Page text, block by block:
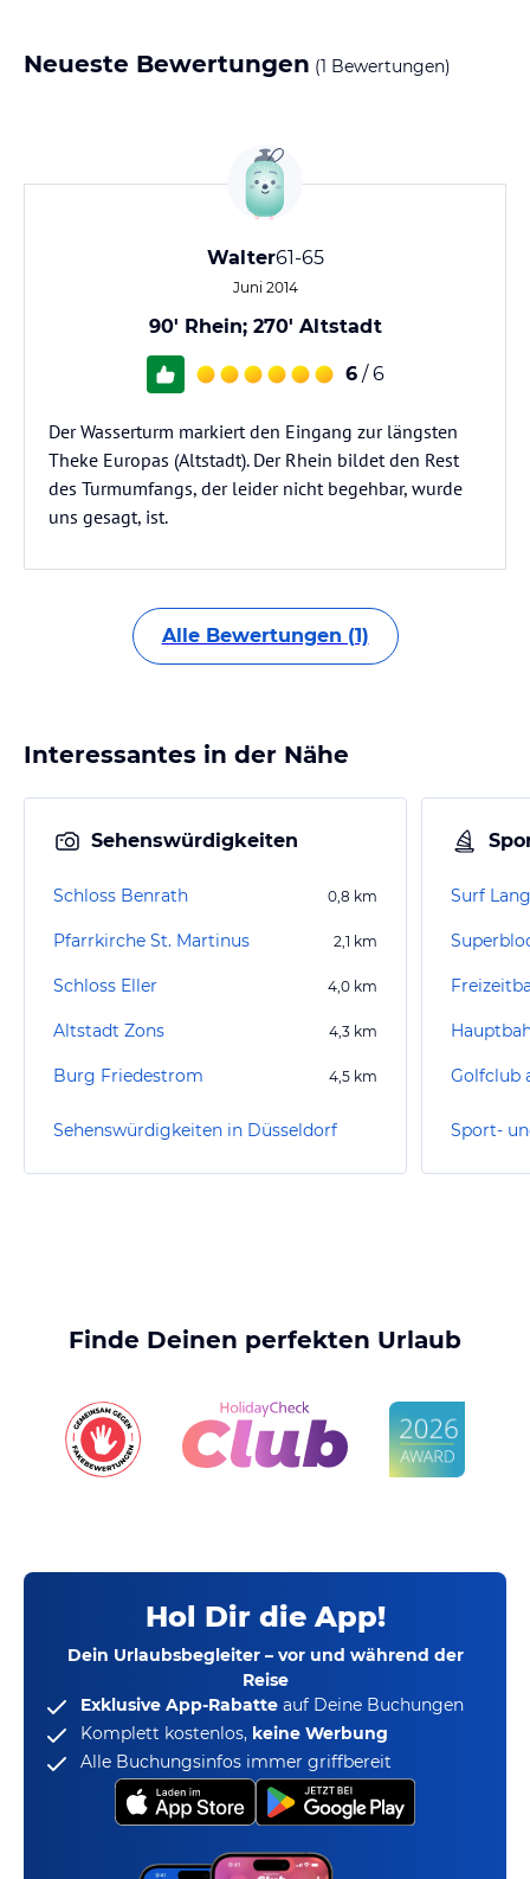
Neueste Bewertungen (1 Bewertungen)
Walter61-65
Juni 2014
90' Rhein; 270' Altstadt
6 / 6
Der Wasserturm markiert den Eingang zur längsten
Theke Europas (Altstadt). Der Rhein bildet den Rest
des Turmumfangs, der leider nicht begehbar, wurde
uns gesagt, ist.
Alle Bewertungen (1)
Interessantes in der Nähe
Sehenswürdigkeiten
Schloss Benrath 0,8 km
Pfarrkirche St. Martinus 2,1 km
Schloss Eller 4,0 km
Altstadt Zons 4,3 km
Burg Friedestrom 4,5 km
Sehenswürdigkeiten in Düsseldorf
Surf
Golfclub
Finde Deinen perfekten Urlaub
Hol Dir die App!
Dein Urlaubsbegleiter – vor und während der
Reise
Exklusive App-Rabatte auf Deine Buchungen
Komplett kostenlos, keine Werbung
Alle Buchungsinfos immer griffbereit